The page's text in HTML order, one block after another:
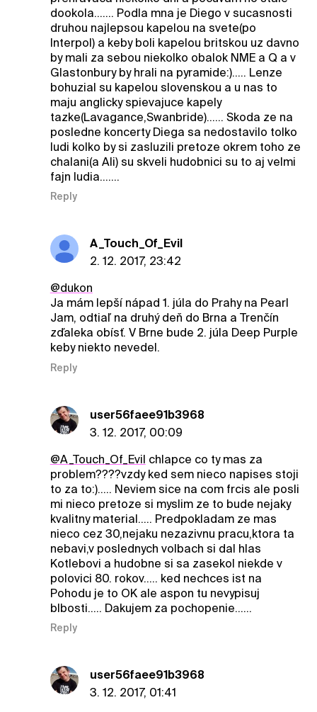
dookola....... Podla mna je Diego v sucasnosti
druhou najlepsou kapelou na svete(po
Interpol) a keby boli kapelou britskou uz davno
by mali za sebou niekolko obalok NME a Q a v
Glastonbury by hrali na pyramide:)..... Lenze
bohuzial su kapelou slovenskou a u nas to
maju anglicky spievajuce kapely
tazke(Lavagance,Swanbride)...... Skoda ze na
posledne koncerty Diega sa nedostavilo tolko
ludi kolko by si zasluzili pretoze okrem toho ze
chalani(a Ali) su skveli hudobnici su to aj velmi
fajn ludia.......
Reply
A_Touch_Of_Evil
2. 12. 2017, 23:42
@dukon
Ja mám lepší nápad 1. júla do Prahy na Pearl
Jam, odtiaľ na druhý deň do Brna a Trenčín
zďaleka obísť. V Brne bude 2. júla Deep Purple
keby niekto nevedel.
Reply
user56faee91b3968
3. 12. 2017, 00:09
@A_Touch_Of_Evil chlapce co ty mas za
problem????vzdy ked sem nieco napises stoji
to za to:)..... Neviem sice na com frcis ale posli
mi nieco pretoze si myslim ze to bude nejaky
kvalitny material..... Predpokladam ze mas
nieco cez 30,nejaku nezazivnu pracu,ktora ta
nebavi,v poslednych volbach si dal hlas
Kotlebovi a hudobne si sa zasekol niekde v
polovici 80. rokov..... ked nechces ist na
Pohodu je to OK ale aspon tu nevypisuj
blbosti..... Dakujem za pochopenie......
Reply
user56faee91b3968
3. 12. 2017, 01:41